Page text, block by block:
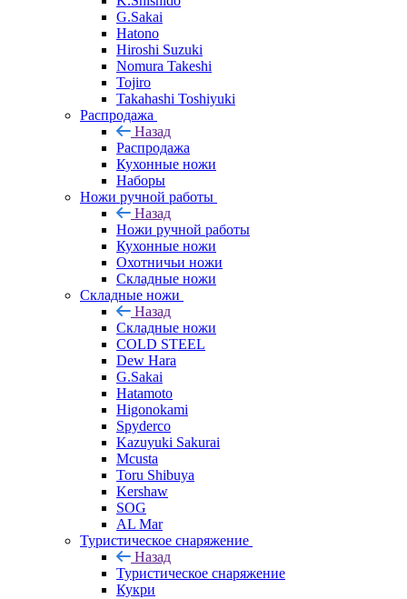
G.Sakai
Hatono
Hiroshi Suzuki
Nomura Takeshi
Tojiro
Takahashi Toshiyuki
Распродажа
Назад
Распродажа
Кухонные ножи
Наборы
Ножи ручной работы
Назад
Ножи ручной работы
Кухонные ножи
Охотничьи ножи
Складные ножи
Складные ножи
Назад
Складные ножи
COLD STEEL
Dew Hara
G.Sakai
Hatamoto
Higonokami
Spyderco
Kazuyuki Sakurai
Mcusta
Toru Shibuya
Kershaw
SOG
AL Mar
Туристическое снаряжение
Назад
Туристическое снаряжение
Кукри